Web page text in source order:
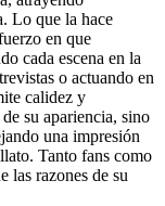
Lo que la hace
en que
cada escena en la
o actuando en
calidez y
su apariencia, sino
una impresión
Tanto fans como
las razones de su